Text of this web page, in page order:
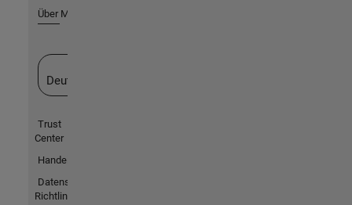
Über MathWorks
Deutschland
Trust
Center
Handelsmarken
Datenschutz-
Richtlinien